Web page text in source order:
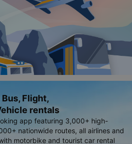
Flight,
rentals
app featuring 3,000+ high-
nationwide routes, all airlines and
motorbike and tourist car rental